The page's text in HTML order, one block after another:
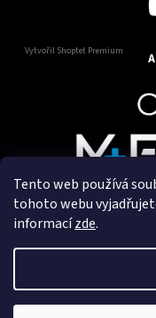
Tento web používá
tohoto webu
informacízde.
Vytvořil Shoptet Premium
Copyright 2025
Vytvořil a